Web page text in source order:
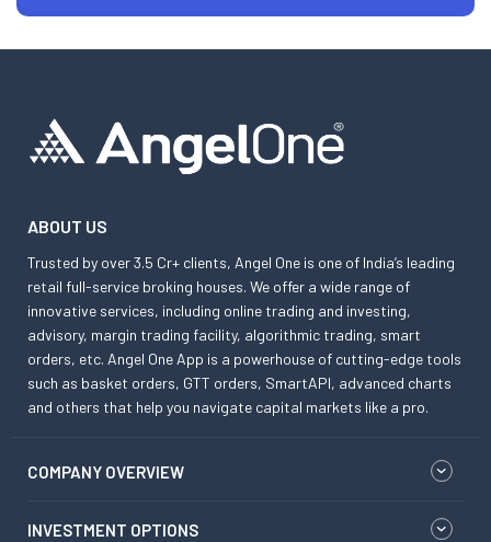
ABOUT US
Trusted by over 3.5 Cr+ clients, Angel One is one of India’s leading
retail full-service broking houses. We offer a wide range of
innovative services, including online trading and investing,
advisory, margin trading facility, algorithmic trading, smart
orders, etc. Angel One App is a powerhouse of cutting-edge tools
such as basket orders, GTT orders, SmartAPI, advanced charts
and others that help you navigate capital markets like a pro.
COMPANY OVERVIEW
INVESTMENT OPTIONS